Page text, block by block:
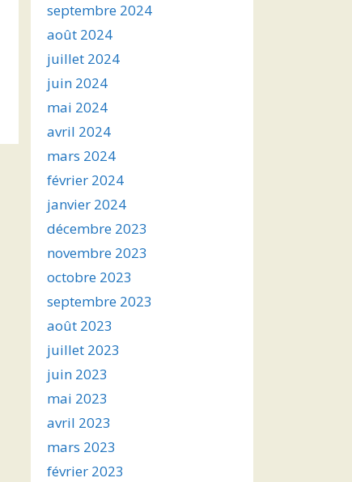
septembre 2024
août 2024
juillet 2024
juin 2024
mai 2024
avril 2024
mars 2024
février 2024
janvier 2024
décembre 2023
novembre 2023
octobre 2023
septembre 2023
août 2023
juillet 2023
juin 2023
mai 2023
avril 2023
mars 2023
février 2023